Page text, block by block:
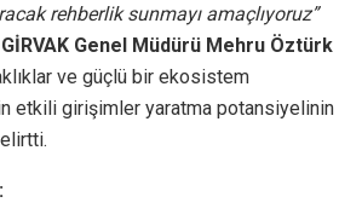
rehberlik sunmayı amaçlıyoruz”
GİRVAK Genel Müdürü Mehru Öztürk
ve güçlü bir ekosistem
etkili girişimler yaratma potansiyelinin